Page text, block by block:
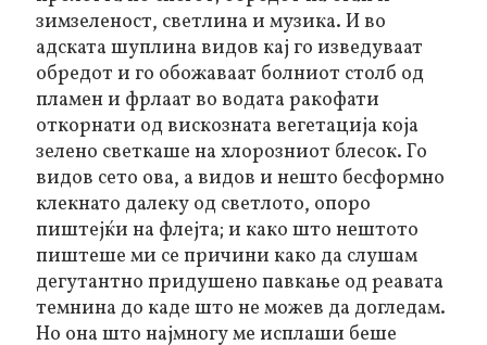
зимзеленост, светлина и музика. И во
адската шуплина видов кај го изведуваат
обредот и го обожаваат болниот столб од
пламен и фрлаат во водата ракофати
откорнати од вискозната вегетација која
зелено светкаше на хлорозниот блесок. Го
видов сето ова, а видов и нешто бесформно
клекнато далеку од светлото, опоро
пиштејќи на флејта; и како што нештото
пиштеше ми се причини како да слушам
дегутантно придушено павкање од реавата
темнина до каде што не можев да догледам.
Но она што најмногу ме исплаши беше